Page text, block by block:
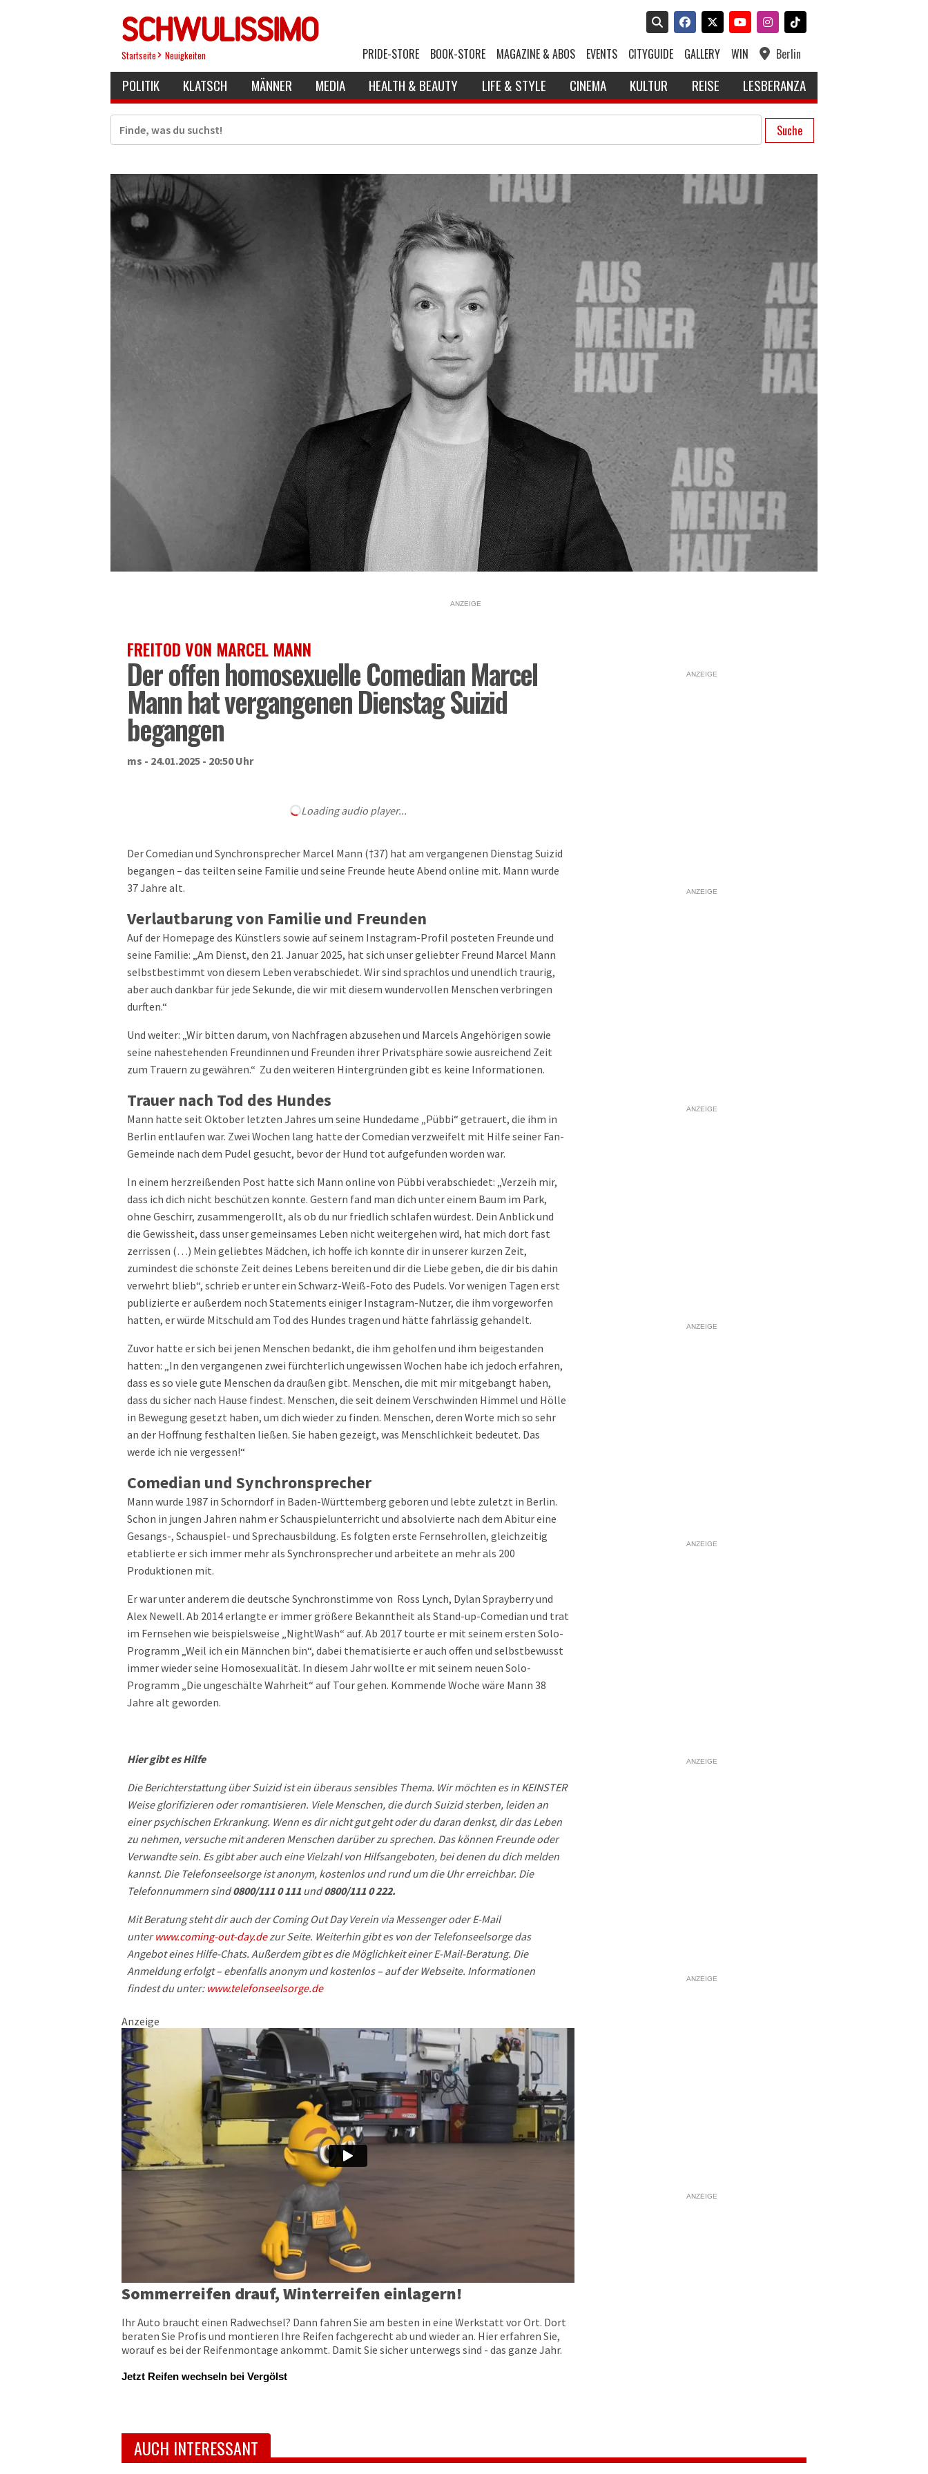
Startseite Neuigkeiten PRIDE-STORE BOOK-STORE MAGAZINE & ABOS EVENTS CITYGUIDE GALLERY WIN Berlin
POLITIK KLATSCH MÄNNER MEDIA HEALTH & BEAUTY LIFE & STYLE CINEMA KULTUR REISE LESBERANZA
Suche
ANZEIGE
FREITOD VON MARCEL MANN
Der offen homosexuelle Comedian Marcel
Mann hat vergangenen Dienstag Suizid
begangen
ms - 24.01.2025 - 20:50 Uhr
Loading audio player...
Der Comedian und Synchronsprecher Marcel Mann (†37) hat am vergangenen Dienstag Suizid
begangen – das teilten seine Familie und seine Freunde heute Abend online mit. Mann wurde
37 Jahre alt.
Verlautbarung von Familie und Freunden
Auf der Homepage des Künstlers sowie auf seinem Instagram-Profil posteten Freunde und
seine Familie: „Am Dienst, den 21. Januar 2025, hat sich unser geliebter Freund Marcel Mann
selbstbestimmt von diesem Leben verabschiedet. Wir sind sprachlos und unendlich traurig,
aber auch dankbar für jede Sekunde, die wir mit diesem wundervollen Menschen verbringen
durften.“
Und weiter: „Wir bitten darum, von Nachfragen abzusehen und Marcels Angehörigen sowie
seine nahestehenden Freundinnen und Freunden ihrer Privatsphäre sowie ausreichend Zeit
zum Trauern zu gewähren.“ Zu den weiteren Hintergründen gibt es keine Informationen.
Trauer nach Tod des Hundes
Mann hatte seit Oktober letzten Jahres um seine Hundedame „Pübbi“ getrauert, die ihm in
Berlin entlaufen war. Zwei Wochen lang hatte der Comedian verzweifelt mit Hilfe seiner Fan-
Gemeinde nach dem Pudel gesucht, bevor der Hund tot aufgefunden worden war.
In einem herzreißenden Post hatte sich Mann online von Pübbi verabschiedet: „Verzeih mir,
dass ich dich nicht beschützen konnte. Gestern fand man dich unter einem Baum im Park,
ohne Geschirr, zusammengerollt, als ob du nur friedlich schlafen würdest. Dein Anblick und
die Gewissheit, dass unser gemeinsames Leben nicht weitergehen wird, hat mich dort fast
zerrissen (…) Mein geliebtes Mädchen, ich hoffe ich konnte dir in unserer kurzen Zeit,
zumindest die schönste Zeit deines Lebens bereiten und dir die Liebe geben, die dir bis dahin
verwehrt blieb“, schrieb er unter ein Schwarz-Weiß-Foto des Pudels. Vor wenigen Tagen erst
publizierte er außerdem noch Statements einiger Instagram-Nutzer, die ihm vorgeworfen
hatten, er würde Mitschuld am Tod des Hundes tragen und hätte fahrlässig gehandelt.
Zuvor hatte er sich bei jenen Menschen bedankt, die ihm geholfen und ihm beigestanden
hatten: „In den vergangenen zwei fürchterlich ungewissen Wochen habe ich jedoch erfahren,
dass es so viele gute Menschen da draußen gibt. Menschen, die mit mir mitgebangt haben,
dass du sicher nach Hause findest. Menschen, die seit deinem Verschwinden Himmel und Hölle
in Bewegung gesetzt haben, um dich wieder zu finden. Menschen, deren Worte mich so sehr
an der Hoffnung festhalten ließen. Sie haben gezeigt, was Menschlichkeit bedeutet. Das
werde ich nie vergessen!“
Comedian und Synchronsprecher
Mann wurde 1987 in Schorndorf in Baden-Württemberg geboren und lebte zuletzt in Berlin.
Schon in jungen Jahren nahm er Schauspielunterricht und absolvierte nach dem Abitur eine
Gesangs-, Schauspiel- und Sprechausbildung. Es folgten erste Fernsehrollen, gleichzeitig
etablierte er sich immer mehr als Synchronsprecher und arbeitete an mehr als 200
Produktionen mit.
Er war unter anderem die deutsche Synchronstimme von Ross Lynch, Dylan Sprayberry und
Alex Newell. Ab 2014 erlangte er immer größere Bekanntheit als Stand-up-Comedian und trat
im Fernsehen wie beispielsweise „NightWash“ auf. Ab 2017 tourte er mit seinem ersten Solo-
Programm „Weil ich ein Männchen bin“, dabei thematisierte er auch offen und selbstbewusst
immer wieder seine Homosexualität. In diesem Jahr wollte er mit seinem neuen Solo-
Programm „Die ungeschälte Wahrheit“ auf Tour gehen. Kommende Woche wäre Mann 38
Jahre alt geworden.
Hier gibt es Hilfe
Die Berichterstattung über Suizid ist ein überaus sensibles Thema. Wir möchten es in KEINSTER
Weise glorifizieren oder romantisieren. Viele Menschen, die durch Suizid sterben, leiden an
einer psychischen Erkrankung. Wenn es dir nicht gut geht oder du daran denkst, dir das Leben
zu nehmen, versuche mit anderen Menschen darüber zu sprechen. Das können Freunde oder
Verwandte sein. Es gibt aber auch eine Vielzahl von Hilfsangeboten, bei denen du dich melden
kannst. Die Telefonseelsorge ist anonym, kostenlos und rund um die Uhr erreichbar. Die
Telefonnummern sind0800/111 0 111 und0800/111 0 222.
Mit Beratung steht dir auch der Coming Out Day Verein via Messenger oder E-Mail
unterwww.coming-out-day.dezur Seite. Weiterhin gibt es von der Telefonseelsorge das
Angebot eines Hilfe-Chats. Außerdem gibt es die Möglichkeit einer E-Mail-Beratung. Die
Anmeldung erfolgt – ebenfalls anonym und kostenlos – auf der Webseite. Informationen
findest du unter: www.telefonseelsorge.de
Anzeige
Sommerreifen drauf, Winterreifen einlagern!
Ihr Auto braucht einen Radwechsel? Dann fahren Sie am besten in eine Werkstatt vor Ort. Dort
beraten Sie Profis und montieren Ihre Reifen fachgerecht ab und wieder an. Hier erfahren Sie,
worauf es bei der Reifenmontage ankommt. Damit Sie sicher unterwegs sind - das ganze Jahr.
Jetzt Reifen wechseln bei Vergölst
ANZEIGE
ANZEIGE
ANZEIGE
ANZEIGE
ANZEIGE
ANZEIGE
ANZEIGE
ANZEIGE
AUCH INTERESSANT